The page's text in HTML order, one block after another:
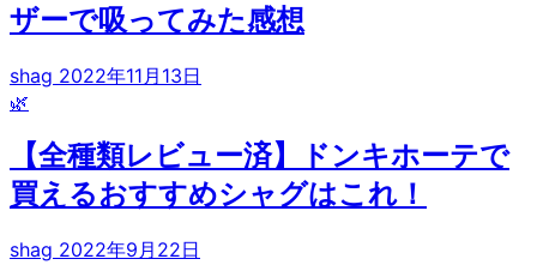
ザーで吸ってみた感想
shag 2022年11月13日
🌿
【全種類レビュー済】ドンキホーテで
買えるおすすめシャグはこれ！
shag 2022年9月22日